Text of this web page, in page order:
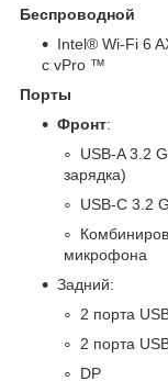
Беспроводной
Intel® Wi-Fi 6
с vPro ™
Порты
Фронт:
USB-A 3.2
зарядка)
USB-C 3.2
микрофона
Задний:
2 порта
2 порта
DP